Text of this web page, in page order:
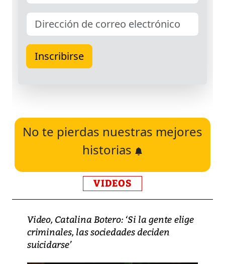
No te pierdas nuestras mejores
historias
VIDEOS
Video, Catalina Botero: ‘Si la gente elige
criminales, las sociedades deciden
suicidarse’